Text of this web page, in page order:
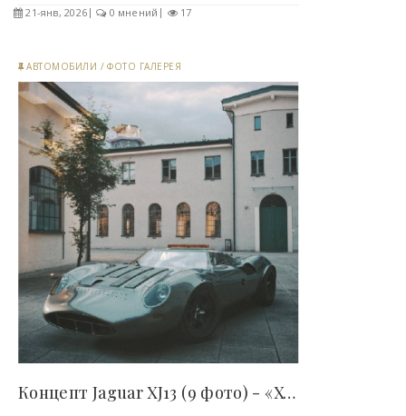
21-янв, 2026 0 мнений 17
АВТОМОБИЛИ /ФОТО ГАЛЕРЕЯ
Концепт Jaguar XJ13 (9 фото) - «Хорошее..